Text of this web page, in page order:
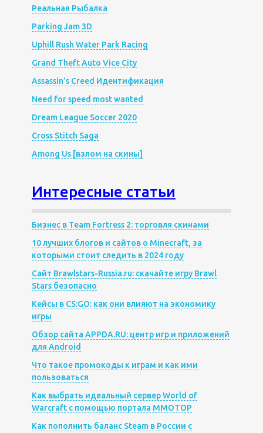
Реальная Рыбалка
Parking Jam 3D
Uphill Rush Water Park Racing
Grand Theft Auto Vice City
Assassin’s Creed Идентификация
Need for speed most wanted
Dream League Soccer 2020
Cross Stitch Saga
Among Us [взлом на скины]
Интересные статьи
Бизнес в Team Fortress 2: торговля скинами
10 лучших блогов и сайтов о Minecraft, за
которыми стоит следить в 2024 году
Сайт Brawlstars-Russia.ru: скачайте игру Brawl
Stars безопасно
Кейсы в CS:GO: как они влияют на экономику
игры
Обзор сайта APPDA.RU: центр игр и приложений
для Android
Что такое промокоды к играм и как ими
пользоваться
Как выбрать идеальный сервер World of
Warcraft с помощью портала MMOTOP
Как пополнить баланс Steam в России с